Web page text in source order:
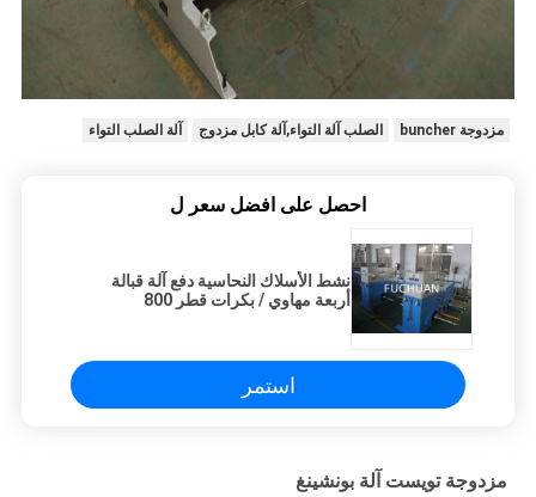
مزدوجة buncher الصلب آلة التواء,آلة كابل مزدوج آلة الصلب التواء
احصل على افضل سعر ل
نشط الأسلاك النحاسية دفع آلة قبالة
أربعة مهاوي / بكرات قطر 800
استمر
مزدوجة تويست آلة بونشينغ